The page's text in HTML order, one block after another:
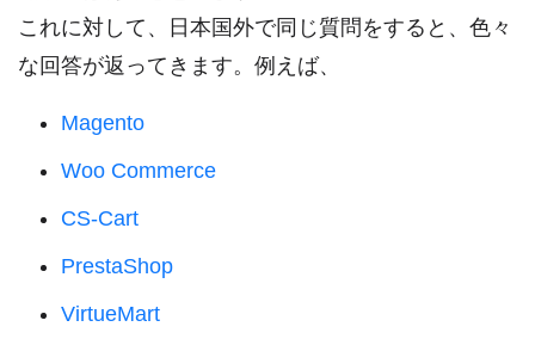
これに対して、日本国外で同じ質問をすると、色々
な回答が返ってきます。例えば、
Magento
Woo Commerce
CS-Cart
PrestaShop
VirtueMart